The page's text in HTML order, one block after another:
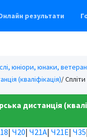
результати
юніори, юнаки,
(кваліфікація)/ Спліти
дистанція
| Ч20| Ч21А| Ч21Е| Ч35|